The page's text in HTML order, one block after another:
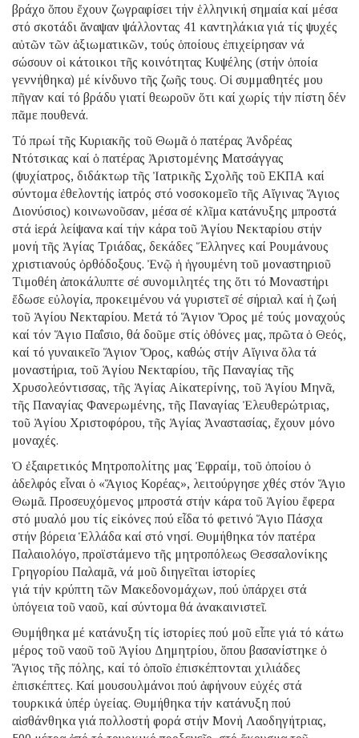
βράχο ὅπου ἔχουν ζωγραφίσει τήν ἑλληνική σημαία καί μέσα
στό σκοτάδι ἄναψαν ψάλλοντας 41 καντηλάκια γιά τίς ψυχές
αὐτῶν τῶν ἀξιωματικῶν, τούς ὁποίους ἐπιχείρησαν νά
σώσουν οἱ κάτοικοι τῆς κοινότητας Κυψέλης (στήν ὁποία
γεννήθηκα) μέ κίνδυνο τῆς ζωῆς τους. Οἱ συμμαθητές μου
πῆγαν καί τό βράδυ γιατί θεωροῦν ὅτι καί χωρίς τήν πίστη δέν
πᾶμε πουθενά.
Τό πρωί τῆς Κυριακῆς τοῦ Θωμᾶ ὁ πατέρας Ἀνδρέας
Ντότσικας καί ὁ πατέρας Ἀριστομένης Ματσάγγας
(ψυχίατρος, διδάκτωρ τῆς Ἰατρικῆς Σχολῆς τοῦ ΕΚΠΑ καί
σύντομα ἐθελοντής ἰατρός στό νοσοκομεῖο τῆς Αἴγινας Ἅγιος
Διονύσιος) κοινωνοῦσαν, μέσα σέ κλῖμα κατάνυξης μπροστά
στά ἱερά λείψανα καί τήν κάρα τοῦ Ἁγίου Νεκταρίου στήν
μονή τῆς Ἁγίας Τριάδας, δεκάδες Ἕλληνες καί Ρουμάνους
χριστιανούς ὀρθόδοξους. Ἐνῷ ἡ ἡγουμένη τοῦ μοναστηριοῦ
Τιμοθέη ἀποκάλυπτε σέ συνομιλητές της ὅτι τό Μοναστήρι
ἔδωσε εὐλογία, προκειμένου νά γυριστεῖ σέ σήριαλ καί ἡ ζωή
τοῦ Ἁγίου Νεκταρίου. Μετά τό Ἅγιον Ὄρος μέ τούς μοναχούς
καί τόν Ἅγιο Παΐσιο, θά δοῦμε στίς ὀθόνες μας, πρῶτα ὁ Θεός,
καί τό γυναικεῖο Ἅγιον Ὄρος, καθώς στήν Αἴγινα ὅλα τά
μοναστήρια, τοῦ Ἁγίου Νεκταρίου, τῆς Παναγίας τῆς
Χρυσολεόντισσας, τῆς Ἁγίας Αἰκατερίνης, τοῦ Ἁγίου Μηνᾶ,
τῆς Παναγίας Φανερωμένης, τῆς Παναγίας Ἐλευθερώτριας,
τοῦ Ἁγίου Χριστοφόρου, τῆς Ἁγίας Ἀναστασίας, ἔχουν μόνο
μοναχές.
Ὁ ἐξαιρετικός Μητροπολίτης μας Ἐφραίμ, τοῦ ὁποίου ὁ
ἀδελφός εἶναι ὁ «Ἅγιος Κορέας», λειτούργησε χθές στόν Ἅγιο
Θωμᾶ. Προσευχόμενος μπροστά στήν κάρα τοῦ Ἁγίου ἔφερα
στό μυαλό μου τίς εἰκόνες πού εἶδα τό φετινό Ἅγιο Πάσχα
στήν βόρεια Ἑλλάδα καί στό νησί. Θυμήθηκα τόν πατέρα
Παλαιολόγο, προϊστάμενο τῆς μητροπόλεως Θεσσαλονίκης
Γρηγορίου Παλαμᾶ, νά μοῦ διηγεῖται ἱστορίες
γιά τήν κρύπτη τῶν Μακεδονομάχων, πού ὑπάρχει στά
ὑπόγεια τοῦ ναοῦ, καί σύντομα θά ἀνακαινιστεῖ.
Θυμήθηκα μέ κατάνυξη τίς ἱστορίες πού μοῦ εἶπε γιά τό κάτω
μέρος τοῦ ναοῦ τοῦ Ἁγίου Δημητρίου, ὅπου βασανίστηκε ὁ
Ἅγιος τῆς πόλης, καί τό ὁποῖο ἐπισκέπτονται χιλιάδες
ἐπισκέπτες. Καί μουσουλμάνοι πού ἀφήνουν εὐχές στά
τουρκικά ὑπέρ ὑγείας. Θυμήθηκα τήν κατάνυξη πού
αἰσθάνθηκα γιά πολλοστή φορά στήν Μονή Λαοδηγήτριας,